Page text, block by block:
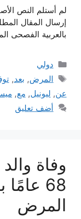
لم أستلم النص
إرسال المقال
بالعربية الفصحى
التصنيفات
دولي
الوسوم
المرض, بعد,
عن, ليونيل, مع,
أضف تعليق
وفاة
68
المرض